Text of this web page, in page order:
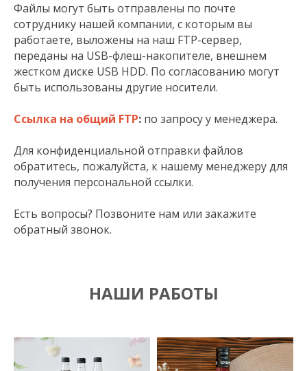
Файлы могут быть отправлены по почте
сотруднику нашей компании, с которым вы
работаете, выложены на наш FTP-сервер,
переданы на USB-флеш-накопителе, внешнем
жестком диске USB HDD. По согласованию могут
быть использованы другие носители.
Ссылка на общий FTP: по запросу у менеджера.
Для конфиденциальной отправки файлов
обратитесь, пожалуйста, к нашему менеджеру для
получения персональной ссылки.
Есть вопросы? Позвоните нам или закажите
обратный звонок.
НАШИ РАБОТЫ